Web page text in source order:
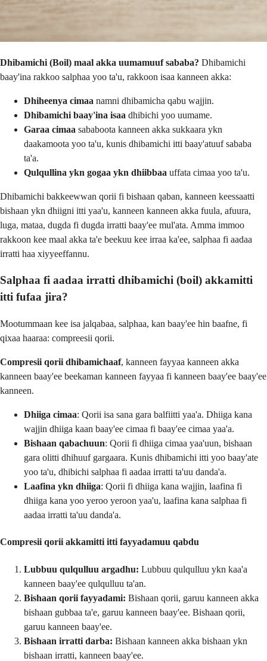
Dhibamichi (Boil) maal akka uumamuuf sababa? Dhibamichi
baay'ina rakkoo salphaa yoo ta'u, rakkoon isaa kanneen akka:
Dhiheenya cimaa namni dhibamicha qabu wajjin.
Dhibamichi baay'ina isaa dhibichi yoo uumame.
Garaa cimaa sababoota kanneen akka sukkaara ykn
daakamoota yoo ta'u, kunis dhibamichi itti baay'atuuf sababa
ta'a.
Qulqullina ykn gogaa ykn dhiibbaa uffata cimaa yoo ta'u.
Dhibamichi bakkeewwan qorii fi bishaan qaban, kanneen keessaatti
bishaan ykn dhiigni itti yaa'u, kanneen kanneen akka fuula, afuura,
luga, mataa, dugda fi dugda irratti baay'ee mul'ata. Amma immoo
rakkoon kee maal akka ta'e beekuu kee irraa ka'ee, salphaa fi aadaa
irratti haa xiyyeeffannu.
Salphaa fi aadaa irratti dhibamichi (boil) akkamitti
itti fufaa jira?
Mootummaan kee isa jalqabaa, salphaa, kan baay'ee hin baafne, fi
qixaa haaraa: compreesii qorii.
Compresii qorii dhibamichaaf, kanneen fayyaa kanneen akka
kanneen baay'ee beekaman kanneen fayyaa fi kanneen baay'ee baay'ee
kanneen.
Dhiiga cimaa: Qorii isa sana gara balfiitti yaa'a. Dhiiga kana
wajjin dhiiga kaan baay'ee cimaa fi baay'ee cimaa yaa'a.
Bishaan qabachuun: Qorii fi dhiiga cimaa yaa'uun, bishaan
gara olitti dhihuuf gargaara. Kunis dhibamichi itti yoo baay'ate
yoo ta'u, dhibichi salphaa fi aadaa irratti ta'uu danda'a.
Laafina ykn dhiiga: Qorii fi dhiiga kana wajjin, laafina fi
dhiiga kana yoo yeroo yeroon yaa'u, laafina kana salphaa fi
aadaa irratti ta'uu danda'a.
Compresii qorii akkamitti itti fayyadamuu qabdu
Lubbuu qulqulluu argadhu: Lubbuu qulqulluu ykn kaa'a
kanneen baay'ee qulqulluu ta'an.
Bishaan qorii fayyadami: Bishaan qorii, garuu kanneen akka
bishaan gubbaa ta'e, garuu kanneen baay'ee. Bishaan qorii,
garuu kanneen baay'ee.
Bishaan irratti darba: Bishaan kanneen akka bishaan ykn
bishaan irratti, kanneen baay'ee.